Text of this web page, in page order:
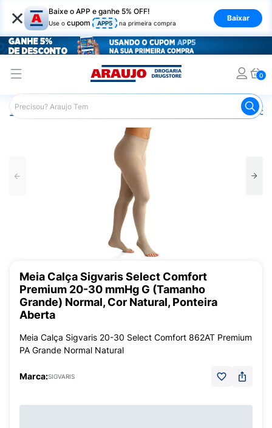
× Baixe o APP e ganhe 5% OFF!
Use o cupom APP5 na primeira compra
Baixar
0
Araujo Saúde e Bem Estar Meia de
Meia Calça Sigvaris Select Comfort
Premium 20-30 mmHg G (Tamanho
Grande) Normal, Cor Natural, Ponteira
Aberta
Meia Calça Sigvaris 20-30 Select Comfort 862AT Premium
PA Grande Normal Natural
Marca:SIGVARIS